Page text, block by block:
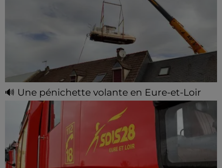
🔊 Une pénichette volante en Eure-et-Loir
Les riverains de la Bourdinière Saint Loup ont pu
observer un drôle d'oiseau, jeudi 06 août, en milieu
de matinée. Une pénichette non pas sur l'eau mais
dans...